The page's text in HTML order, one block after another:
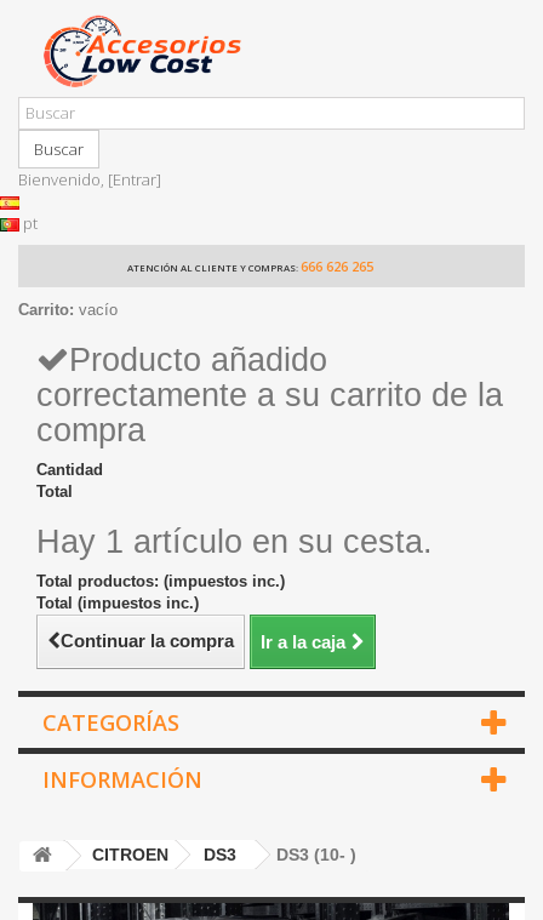
Buscar
Bienvenido, [Entrar]
pt
ATENCIÓN AL CLIENTE Y COMPRAS: 666 626 265
Carrito: vacío
Producto añadido
correctamente a su carrito de la
compra
Cantidad
Total
Hay 1 artículo en su cesta.
Total productos: (impuestos inc.)
Total (impuestos inc.)
Continuar la compra Ir a la caja
CATEGORÍAS
INFORMACIÓN
CITROEN DS3 DS3 (10- )